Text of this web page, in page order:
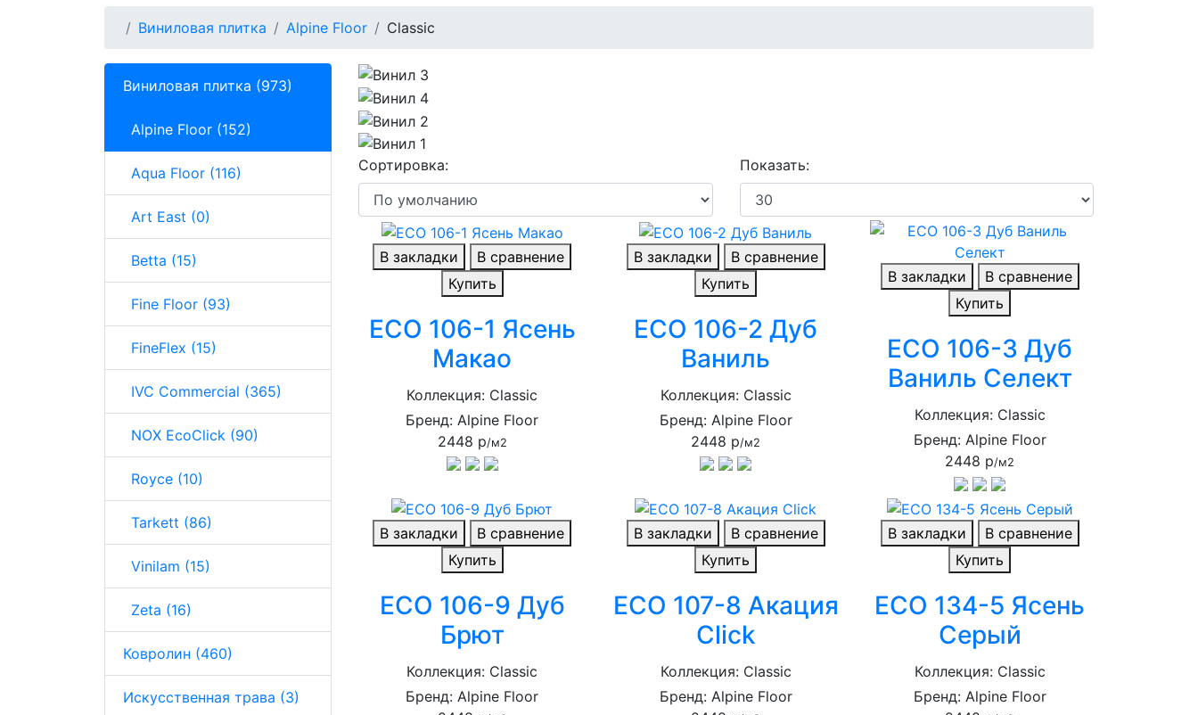
Виниловая плитка Alpine Floor Classic
Виниловая плитка (973)
Alpine Floor (152)
Aqua Floor (116)
Art East (0)
Betta (15)
Fine Floor (93)
FineFlex (15)
IVC Commercial (365)
NOX EcoClick (90)
Royce (10)
Tarkett (86)
Vinilam (15)
Zeta (16)
Ковролин (460)
Искусственная трава (3)
Сортировка: Показать:
В закладки
В сравнение
Купить
ECO 106-1 Ясень
Макао
Коллекция: Classic
Бренд: Alpine Floor
2448 р/м2
В закладки
В сравнение
Купить
ECO 106-2 Дуб
Ваниль
Коллекция: Classic
Бренд: Alpine Floor
2448 р/м2
В закладки
В сравнение
Купить
ECO 106-3 Дуб
Ваниль Селект
Коллекция: Classic
Бренд: Alpine Floor
2448 р/м2
В закладки
В сравнение
Купить
ECO 106-9 Дуб
Брют
Коллекция: Classic
Бренд: Alpine Floor
В закладки
В сравнение
Купить
ECO 107-8 Акация
Click
Коллекция: Classic
Бренд: Alpine Floor
В закладки
В сравнение
Купить
ECO 134-5 Ясень
Серый
Коллекция: Classic
Бренд: Alpine Floor